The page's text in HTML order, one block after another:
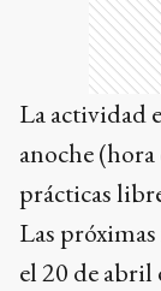
La actividad
anoche
prácticas
Las
el 20 de abril